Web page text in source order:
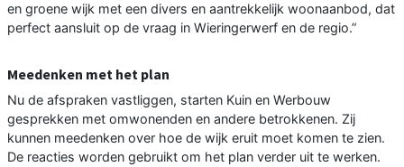
en groene wijk met een divers en aantrekkelijk woonaanbod, dat
perfect aansluit op de vraag in Wieringerwerf en de regio.”
Meedenken met het plan
Nu de afspraken vastliggen, starten Kuin en Werbouw
gesprekken met omwonenden en andere betrokkenen. Zij
kunnen meedenken over hoe de wijk eruit moet komen te zien.
De reacties worden gebruikt om het plan verder uit te werken.